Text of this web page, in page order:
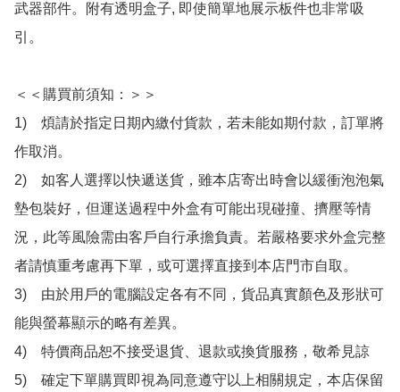
武器部件。附有透明盒子, 即使簡單地展示板件也非常吸
引。
＜＜購買前須知：＞＞
1)　煩請於指定日期內繳付貨款，若未能如期付款，訂單將
作取消。
2)　如客人選擇以快遞送貨，雖本店寄出時會以緩衝泡泡氣
墊包裝好，但運送過程中外盒有可能出現碰撞、擠壓等情
況，此等風險需由客戶自行承擔負責。若嚴格要求外盒完整
者請慎重考慮再下單，或可選擇直接到本店門市自取。
3)　由於用戶的電腦設定各有不同，貨品真實顏色及形狀可
能與螢幕顯示的略有差異。
4)　特價商品恕不接受退貨、退款或換貨服務，敬希見諒
5)　確定下單購買即視為同意遵守以上相關規定，本店保留